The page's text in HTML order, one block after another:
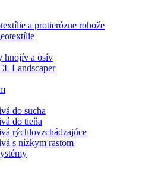
a protierózne rohože
hnojív a osív
Landscaper
do sucha
do tieňa
rýchlovzchádzajúce
s nízkym rastom